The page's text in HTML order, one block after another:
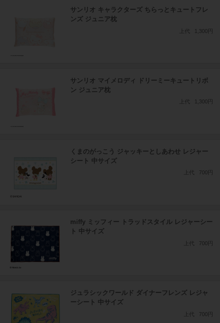
サンリオ キャラクターズ ちらっとキュートフレ
ンズ ジュニア枕
上代 1,300円
サンリオ マイメロディ ドリーミーキュートリボ
ン ジュニア枕
上代 1,300円
くまのがっこう ジャッキーとしあわせ レジャー
シート 中サイズ
上代 700円
miffy ミッフィー トラッドスタイル レジャーシー
ト 中サイズ
上代 700円
ジュラシックワールド ダイナーフレンズ レジャ
ーシート 中サイズ
上代 700円